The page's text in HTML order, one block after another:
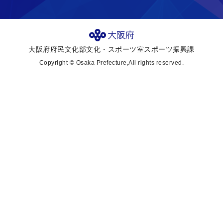
大阪府府民文化部文化・スポーツ室スポーツ振興課
Copyright © Osaka Prefecture,All rights reserved.